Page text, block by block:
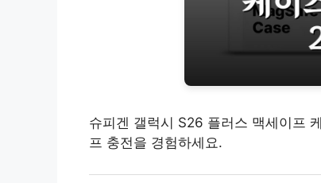
슈피겐 갤럭시 S26 플러스 맥세이프
프 충전을 경험하세요.